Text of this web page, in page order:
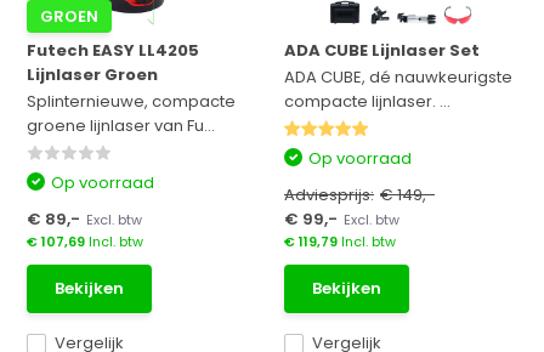
GROEN
Futech EASY LL4205
Lijnlaser Groen
Splinternieuwe, compacte
groene lijnlaser van Fu...
Vergelijk
Op voorraad
€ 89,- Excl. btw
€ 107,69Incl. btw
Bekijken
ADA CUBE Lijnlaser Set
ADA CUBE, dé nauwkeurigste
compacte lijnlaser. ...
Vergelijk
Op voorraad
Adviesprijs: € 149,-
€ 99,- Excl. btw
€ 119,79Incl. btw
Bekijken